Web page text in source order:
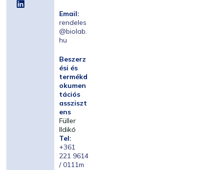
Email:
rendeles
@biolab.
hu
Beszerz
ési és
termékd
okumen
tációs
assziszt
ens
Füller
Ildikó
Tel:
+361
221 9614
/ 0111m